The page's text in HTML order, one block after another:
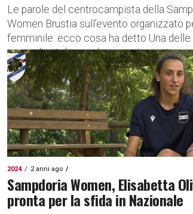
Le parole del centrocampista della
Women Brustia sull’evento organizzato
femminile: ecco cosa ha detto Una delle
prescelte italiane ad aver partecipato...
2024 2 anni ago
Sampdoria Women, Elisabetta
pronta per la sfida in Nazionale